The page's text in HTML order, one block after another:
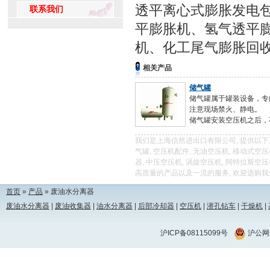
联系我们
透平离心式膨胀发电
平膨胀机、氢气透平
机、化工尾气膨胀回
相关产品
储气罐
储气罐属于罐装设备，
注意现场禁火、静电。
储气罐安装空压机之后
我们是上海信然进出口有限公司, 提供以
气罐, 空压机配件, 无油空压机, 移动式空
器, 中压空压机, 涡旋空压机, 阿特拉斯空
高质量的产品以及一流的服务, 欢迎选购
首页 » 产品 » 废油水分离器
废油水分离器
废油收集器 油水分离器 后部冷却器 空压机 潜孔钻车 干燥机
沪ICP备08115099号 沪公